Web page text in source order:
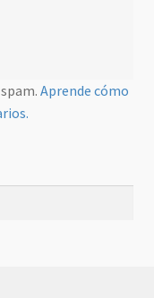
Aprende cómo